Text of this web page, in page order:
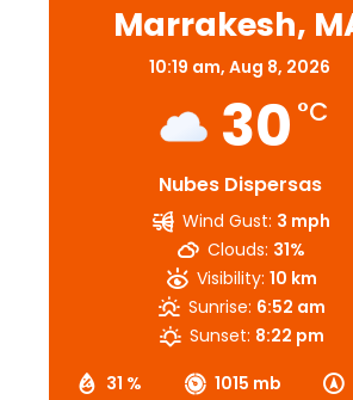
Marrakesh,
10:19 am, Aug 8, 2026
30 °C
Nubes Dispersas
31 % 1015 mb
Wind Gust: 3 mph
Clouds: 31%
Visibility: 10 km
Sunrise: 6:52 am
Sunset: 8:22 pm